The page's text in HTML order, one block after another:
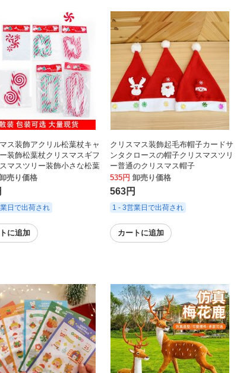
ス装飾アクリル松葉杖キャ
装飾松葉杖クリスマスギフ
マスツリー装飾小さな松葉
売り価格
日で出荷され
に追加
クリスマス装飾起毛布帽子カードサ
ンタクロースの帽子クリスマスツリ
ー普通のクリスマス帽子
535円 卸売り価格
563円
1 - 3営業日で出荷され
カートに追加